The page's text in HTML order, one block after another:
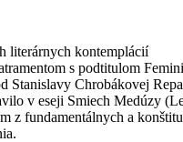
literárnych kontemplácií
s podtitulom
Stanislavy Chrobákovej
v eseji Smiech Medúzy
z fundamentálnych a